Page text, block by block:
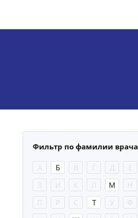
Фильтр по фамилии врача
А Б В Г Д Е
З
И К Л М Н
П
Р С Т У Ф